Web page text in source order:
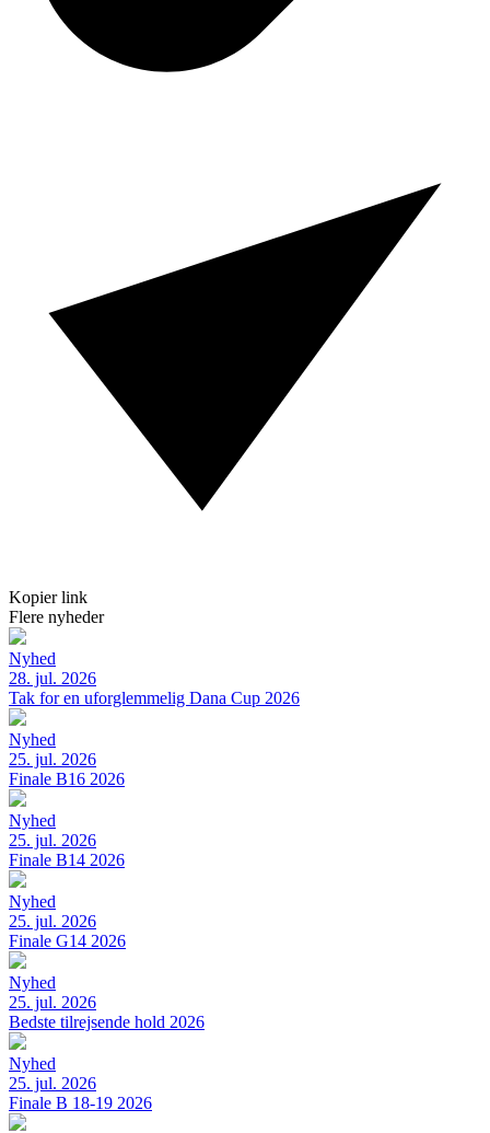
Kopier link
Flere nyheder
Nyhed
28. jul. 2026
Tak for en uforglemmelig Dana Cup 2026
Nyhed
25. jul. 2026
Finale B16 2026
Nyhed
25. jul. 2026
Finale B14 2026
Nyhed
25. jul. 2026
Finale G14 2026
Nyhed
25. jul. 2026
Bedste tilrejsende hold 2026
Nyhed
25. jul. 2026
Finale B 18-19 2026